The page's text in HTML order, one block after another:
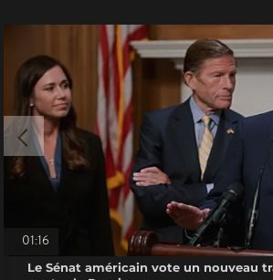
01:16
Le Sénat américain vote un nouveau